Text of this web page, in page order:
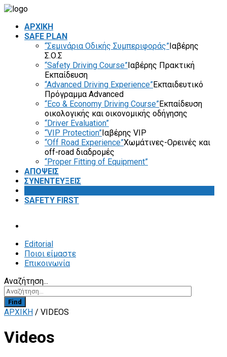
ΑΡΧΙΚΗ
SAFE PLAN
“Σεμινάρια Οδικής Συμπεριφοράς”Ιαβέρης
Σ.Ο.Σ
“Safety Driving Course”Ιαβέρης Πρακτική
Εκπαίδευση
“Advanced Driving Experience”Εκπαιδευτικό
Πρόγραμμα Advanced
“Eco & Economy Driving Course”Εκπαίδευση
οικολογικής και οικονομικής οδήγησης
“Driver Evaluation”
“VIP Protection”Ιαβέρης VIP
“Off Road Experience”Χωμάτινες-Ορεινές και
off-road διαδρομές
“Proper Fitting of Equipment”
ΑΠΟΨΕΙΣ
ΣΥΝΕΝΤΕΥΞΕΙΣ
SAFETY FIRST
Editorial
Ποιοι είμαστε
Επικοινωνία
Αναζήτηση...
Find
ΑΡΧΙΚΗ / VIDEOS
Videos